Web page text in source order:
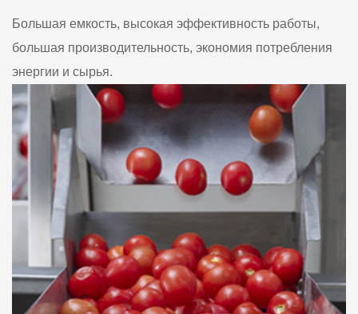
Большая емкость, высокая эффективность работы,
большая производительность, экономия потребления
энергии и сырья.